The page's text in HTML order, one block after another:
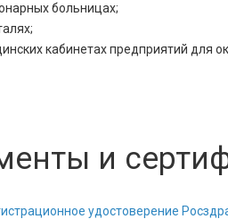
больницах;
кабинетах предприятий для
и
удостоверение